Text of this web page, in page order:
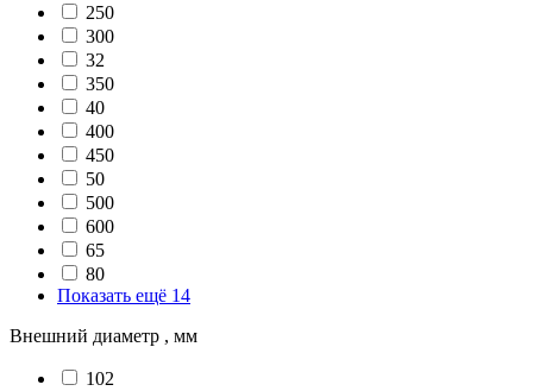
250
300
32
350
40
400
450
50
500
600
65
80
Показать ещё 14
Внешний диаметр , мм
102